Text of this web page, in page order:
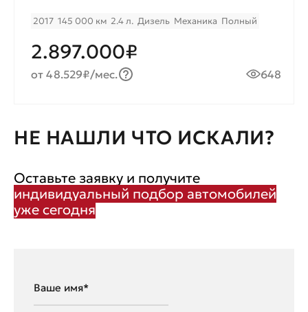
2017 145 000 км 2.4 л. Дизель Механика Полный
2.897.000₽
от 48.529₽/мес. 648
НЕ НАШЛИ ЧТО ИСКАЛИ?
Оставьте заявку и получите
индивидуальный подбор автомобилей
уже сегодня